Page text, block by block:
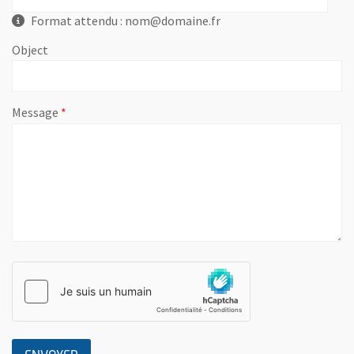
Format attendu : nom@domaine.fr
Object
Message , champ obligatoire